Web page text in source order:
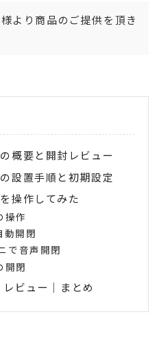
より商品のご提供を頂き
概要と開封レビュー
設置手順と初期設定
操作してみた
操作
動開閉
で音声開閉
開閉
ビュー｜まとめ